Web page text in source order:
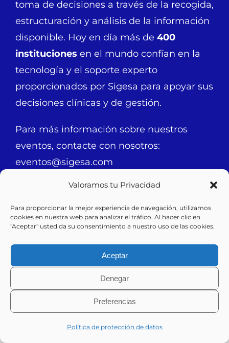
Valoramos tu Privacidad
Para proporcionar la mejor experiencia de navegación, utilizamos
cookies en nuestra web para analizar el tráfico. Al hacer clic en
"Aceptar" usted da su consentimiento a nuestro uso de las cookies.
Aceptar
Denegar
Preferencias
Política de protección de datos
toma de decisiones a través de la recogida,
estructuración y análisis de la información
disponible. Hoy en día más de 400
instituciones en el mundo confían en la
tecnología y el soporte experto
proporcionados por Sigesa para apoyar sus
decisiones clínicas y de gestión.
Para más información sobre nuestros
eventos, contacte con nosotros:
eventos@sigesa.com
Jornadas anteriores: